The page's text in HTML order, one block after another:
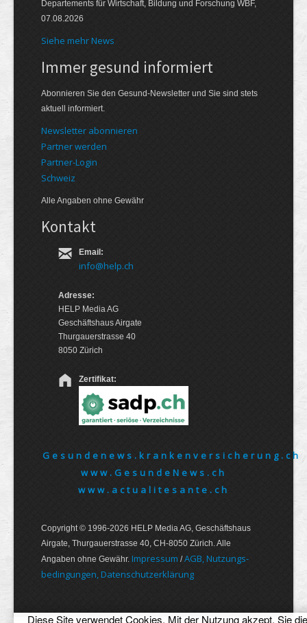
Departements für Wirtschaft, Bildung und Forschung WBF,
07.08.2026
Siehe mehr News
Immer gesund informiert
Abonnieren Sie den Gesund-Newsletter und Sie sind stets
aktuell informiert.
Newsletter abonnieren
Partner werden
Partner-Login
Schweiz
Alle Angaben ohne Gewähr
Kontakt
Email:
info@help.ch
Adresse:
HELP Media AG
Geschäftshaus Airgate
Thurgauerstrasse 40
8050 Zürich
Zertifikat:
Gesundenews.krankenversicherung.ch
www.GesundeNews.ch
www.actualitesante.ch
Copyright © 1996-2026 HELP Media AG, Geschäftshaus
Airgate, Thurgauer­strasse 40, CH-8050 Zürich. Alle
Angaben ohne Gewähr. Im­pres­sum /AGB, Nut­zungs­
bedin­gungen, Daten­schutz­er­klärung
Diese Site verwendet Cookies. Mit der Nutzung akzept. Sie die